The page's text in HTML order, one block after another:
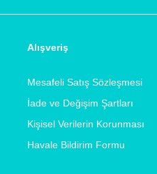
Alışveriş
Mesafeli Satış Sözleşmesi
İade ve Değişim Şartları
Kişisel Verilerin Korunması
Havale Bildirim Formu